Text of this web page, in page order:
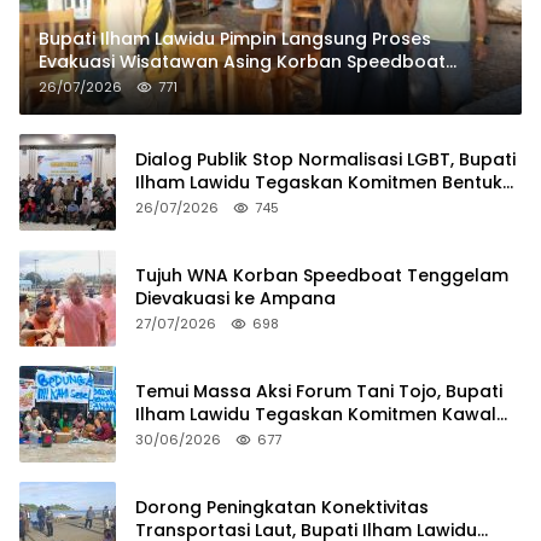
Bupati Ilham Lawidu Pimpin Langsung Proses
Evakuasi Wisatawan Asing Korban Speedboat
Tenggelam
26/07/2026 771
Dialog Publik Stop Normalisasi LGBT, Bupati
Ilham Lawidu Tegaskan Komitmen Bentuk
Tim Khusus Regulasi Daerah
26/07/2026 745
Tujuh WNA Korban Speedboat Tenggelam
Dievakuasi ke Ampana
27/07/2026 698
Temui Massa Aksi Forum Tani Tojo, Bupati
Ilham Lawidu Tegaskan Komitmen Kawal
Persoalan Sertifikat Lahan
30/06/2026 677
Dorong Peningkatan Konektivitas
Transportasi Laut, Bupati Ilham Lawidu